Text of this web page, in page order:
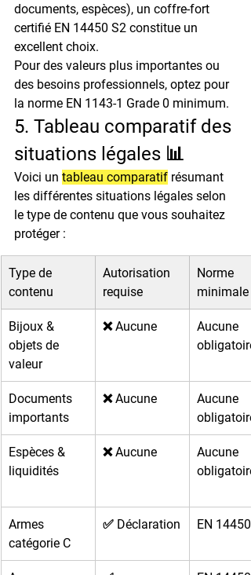
documents, espèces), un coffre-fort
certifié EN 14450 S2 constitue un
excellent choix.
Pour des valeurs plus importantes ou
des besoins professionnels, optez pour
la norme EN 1143-1 Grade 0 minimum.
5. Tableau comparatif des
situations légales 📊
Voici un tableau comparatif résumant
les différentes situations légales selon
le type de contenu que vous souhaitez
protéger :
Type de
contenu
Autorisation
requise
Norme
minimale
Bijoux &
objets de
valeur
❌ Aucune
Aucune
obligatoire
Documents
importants
❌ Aucune
Aucune
obligatoire
Espèces &
liquidités
❌ Aucune
Aucune
obligatoire
Armes
catégorie C
✅ Déclaration EN 14450